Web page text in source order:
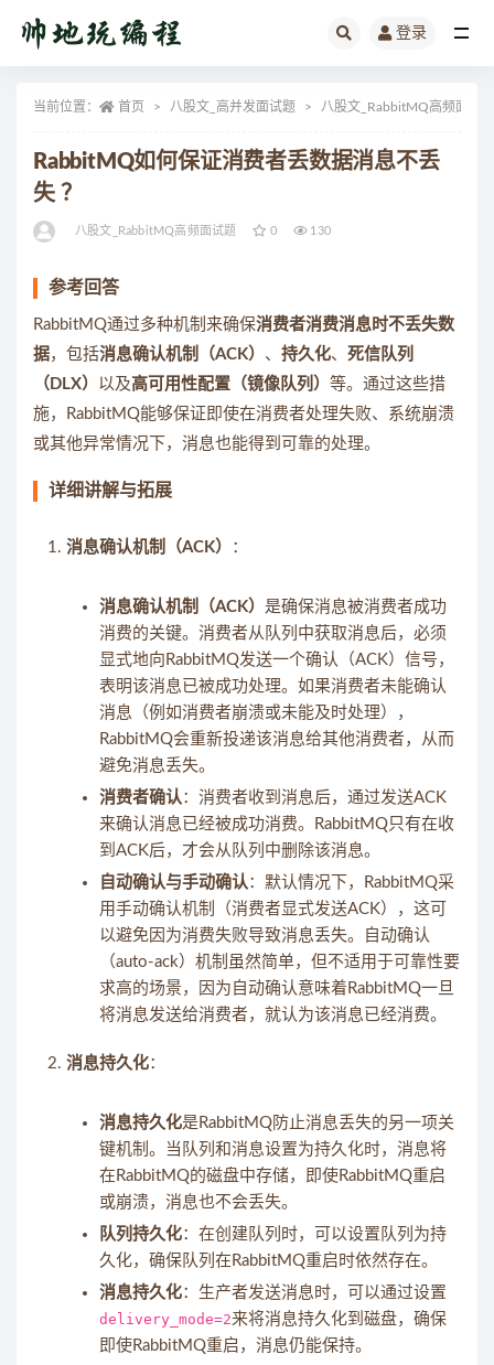
登录
当前位置： 首页 八股文_高并发面试题 八股文_RabbitMQ高频面试题
RabbitMQ如何保证消费者丢数据消息不丢
失 ？
八股文_RabbitMQ高频面试题 0 130
参考回答
RabbitMQ通过多种机制来确保消费者消费消息时不丢失数
据，包括消息确认机制（ACK） 、 持久化、 死信队列
（DLX） 以及高可用性配置（镜像队列） 等。通过这些措
施，RabbitMQ能够保证即使在消费者处理失败、系统崩溃
或其他异常情况下，消息也能得到可靠的处理。
详细讲解与拓展
消息确认机制（ACK） ：
消息确认机制（ACK） 是确保消息被消费者成功
消费的关键。消费者从队列中获取消息后，必须
显式地向RabbitMQ发送一个确认（ACK）信号，
表明该消息已被成功处理。如果消费者未能确认
消息（例如消费者崩溃或未能及时处理），
RabbitMQ会重新投递该消息给其他消费者，从而
避免消息丢失。
消费者确认：消费者收到消息后，通过发送ACK
来确认消息已经被成功消费。RabbitMQ只有在收
到ACK后，才会从队列中删除该消息。
自动确认与手动确认：默认情况下，RabbitMQ采
用手动确认机制（消费者显式发送ACK），这可
以避免因为消费失败导致消息丢失。自动确认
（auto-ack）机制虽然简单，但不适用于可靠性要
求高的场景，因为自动确认意味着RabbitMQ一旦
将消息发送给消费者，就认为该消息已经消费。
消息持久化：
消息持久化是RabbitMQ防止消息丢失的另一项关
键机制。当队列和消息设置为持久化时，消息将
在RabbitMQ的磁盘中存储，即使RabbitMQ重启
或崩溃，消息也不会丢失。
队列持久化：在创建队列时，可以设置队列为持
久化，确保队列在RabbitMQ重启时依然存在。
消息持久化：生产者发送消息时，可以通过设置
delivery_mode=2来将消息持久化到磁盘，确保
即使RabbitMQ重启，消息仍能保持。